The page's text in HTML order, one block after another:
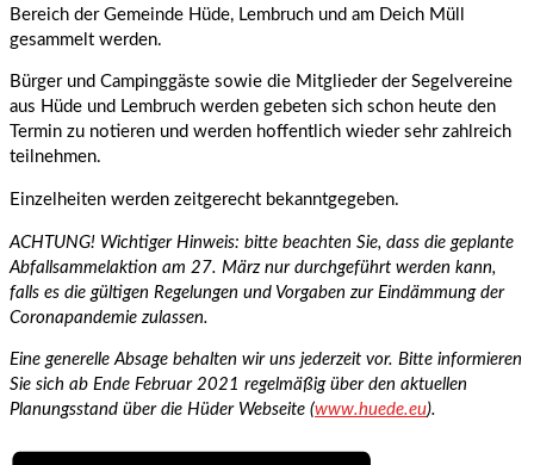
Bereich der Gemeinde Hüde, Lembruch und am Deich Müll
gesammelt werden.
Bürger und Campinggäste sowie die Mitglieder der Segelvereine
aus Hüde und Lembruch werden gebeten sich schon heute den
Termin zu notieren und werden hoffentlich wieder sehr zahlreich
teilnehmen.
Einzelheiten werden zeitgerecht bekanntgegeben.
ACHTUNG! Wichtiger Hinweis: bitte beachten Sie, dass die geplante
Abfallsammelaktion am 27. März nur durchgeführt werden kann,
falls es die gültigen Regelungen und Vorgaben zur Eindämmung der
Coronapandemie zulassen.
Eine generelle Absage behalten wir uns jederzeit vor. Bitte informieren
Sie sich ab Ende Februar 2021 regelmäßig über den aktuellen
Planungsstand über die Hüder Webseite (www.huede.eu).